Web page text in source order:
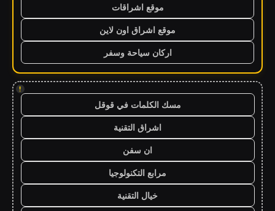
موقع اشراقات
موقع اشراق اون لاين
اركان سياحة وسفر
!
مسك الكلمات في قوقل
اشراق التقنية
ان سفن
مرابع التكنولوجيا
خيال التقنية